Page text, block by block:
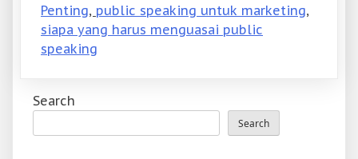
Penting, public speaking untuk marketing,
siapa yang harus menguasai public
speaking
Search
Search